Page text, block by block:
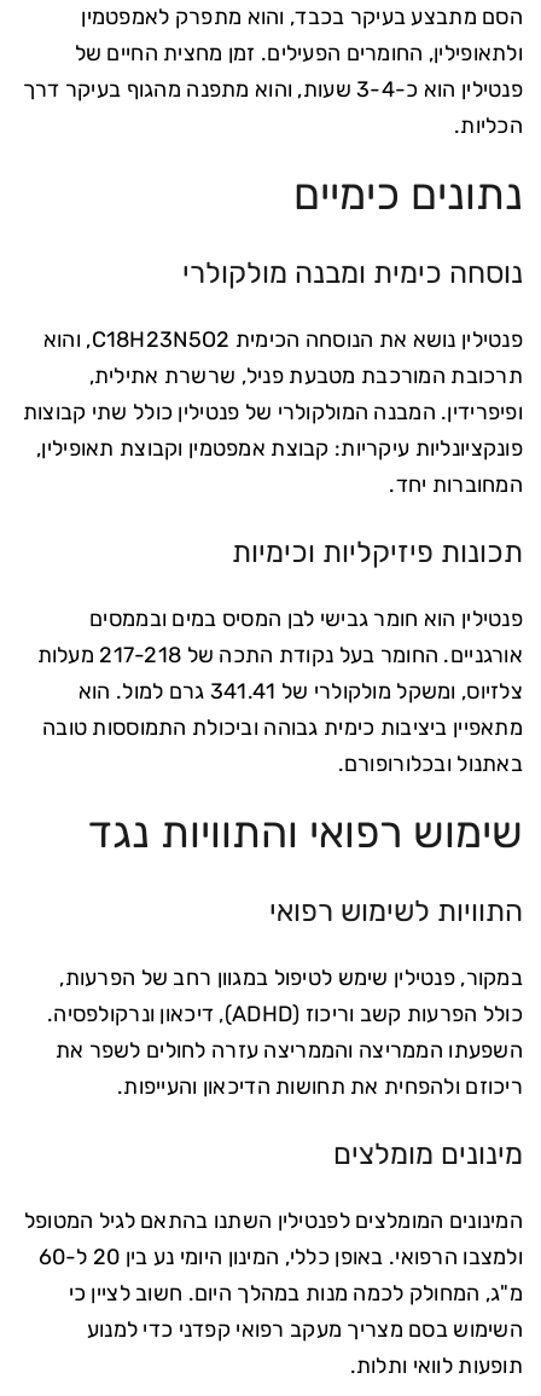
הסם מתבצע בעיקר בכבד, והוא מתפרק לאמפטמין
ולתאופילין, החומרים הפעילים. זמן מחצית החיים של
פנטילין הוא כ-3-4 שעות, והוא מתפנה מהגוף בעיקר דרך
הכליות.
נתונים כימיים
נוסחה כימית ומבנה מולקולרי
פנטילין נושא את הנוסחה הכימית C18H23N5O2, והוא
תרכובת המורכבת מטבעת פניל, שרשרת אתילית,
ופיפרידין. המבנה המולקולרי של פנטילין כולל שתי קבוצות
פונקציונליות עיקריות: קבוצת אמפטמין וקבוצת תאופילין,
המחוברות יחד.
תכונות פיזיקליות וכימיות
פנטילין הוא חומר גבישי לבן המסיס במים ובממסים
אורגניים. החומר בעל נקודת התכה של 217-218 מעלות
צלזיוס, ומשקל מולקולרי של 341.41 גרם למול. הוא
מתאפיין ביציבות כימית גבוהה וביכולת התמוססות טובה
באתנול ובכלורופורם.
שימוש רפואי והתוויות נגד
התוויות לשימוש רפואי
במקור, פנטילין שימש לטיפול במגוון רחב של הפרעות,
כולל הפרעות קשב וריכוז (ADHD), דיכאון ונרקולפסיה.
השפעתו הממריצה והממריצה עזרה לחולים לשפר את
ריכוזם ולהפחית את תחושות הדיכאון והעייפות.
מינונים מומלצים
המינונים המומלצים לפנטילין השתנו בהתאם לגיל המטופל
ולמצבו הרפואי. באופן כללי, המינון היומי נע בין 20 ל-60
מ"ג, המחולק לכמה מנות במהלך היום. חשוב לציין כי
השימוש בסם מצריך מעקב רפואי קפדני כדי למנוע
תופעות לוואי ותלות.